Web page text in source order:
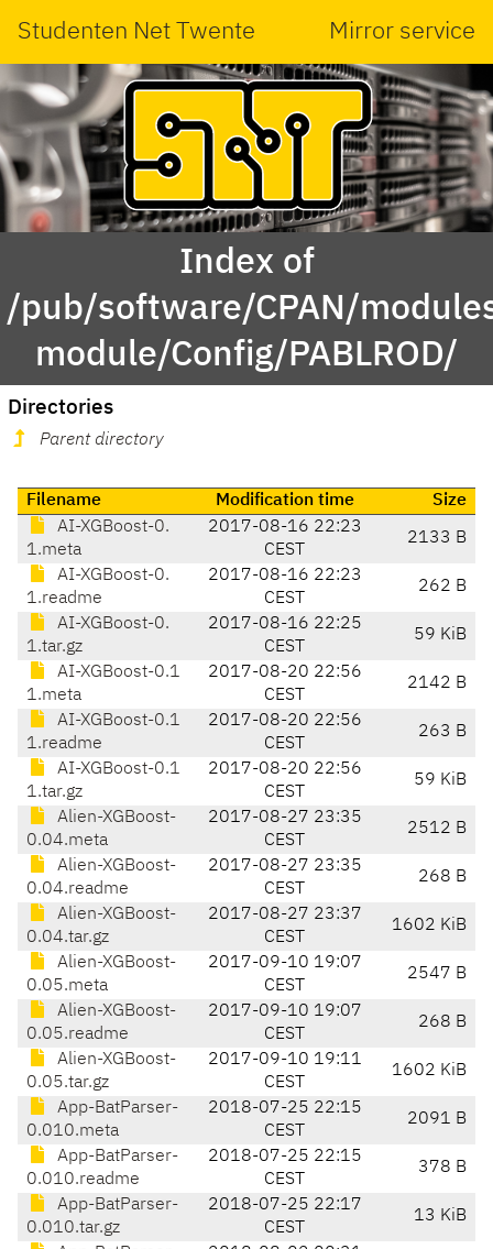
Studenten Net Twente Mirror service
Index of
/pub/software/CPAN/
module/Config/PABLROD/
Directories
Parent directory
Filename Modification time
Size
AI-XGBoost-0.
1.meta
2017-08-16 22:23
CEST
2133 B
AI-XGBoost-0.
1.readme
2017-08-16 22:23
CEST
262 B
AI-XGBoost-0.
1.tar.gz
2017-08-16 22:25
CEST
59 KiB
AI-XGBoost-0.1
1.meta
2017-08-20 22:56
CEST
2142 B
AI-XGBoost-0.1
1.readme
2017-08-20 22:56
CEST
263 B
AI-XGBoost-0.1
1.tar.gz
2017-08-20 22:56
CEST
59 KiB
Alien-XGBoost-
0.04.meta
2017-08-27 23:35
CEST
2512 B
Alien-XGBoost-
0.04.readme
2017-08-27 23:35
CEST
268 B
Alien-XGBoost-
0.04.tar.gz
2017-08-27 23:37
CEST
1602 KiB
Alien-XGBoost-
0.05.meta
2017-09-10 19:07
CEST
2547 B
Alien-XGBoost-
0.05.readme
2017-09-10 19:07
CEST
268 B
Alien-XGBoost-
0.05.tar.gz
2017-09-10 19:11
CEST
1602 KiB
App-BatParser-
0.010.meta
2018-07-25 22:15
CEST
2091 B
App-BatParser-
0.010.readme
2018-07-25 22:15
CEST
378 B
App-BatParser-
0.010.tar.gz
2018-07-25 22:17
CEST
13 KiB